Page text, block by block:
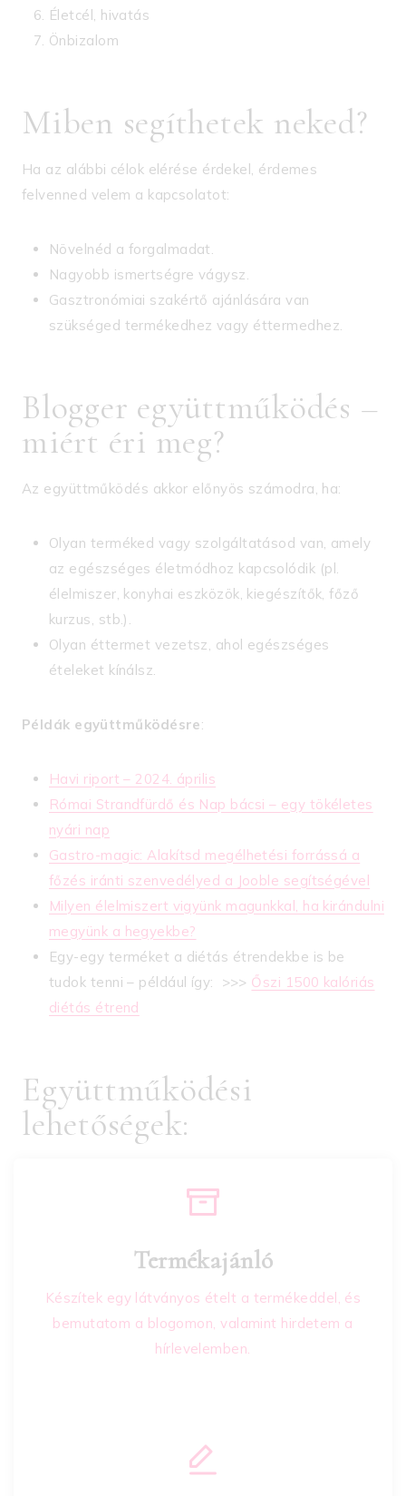
Életcél, hivatás
Önbizalom
Miben segíthetek neked?
Ha az alábbi célok elérése érdekel, érdemes
felvenned velem a kapcsolatot:
Növelnéd a forgalmadat.
Nagyobb ismertségre vágysz.
Gasztronómiai szakértő ajánlására van
szükséged termékedhez vagy éttermedhez.
Blogger együttműködés –
miért éri meg?
Az együttműködés akkor előnyös számodra, ha:
Olyan terméked vagy szolgáltatásod van, amely
az egészséges életmódhoz kapcsolódik (pl.
élelmiszer, konyhai eszközök, kiegészítők, főző
kurzus, stb.).
Olyan éttermet vezetsz, ahol egészséges
ételeket kínálsz.
Példák együttműködésre:
Havi riport – 2024. április
Római Strandfürdő és Nap bácsi – egy tökéletes
nyári nap
Gastro-magic: Alakítsd megélhetési forrássá a
főzés iránti szenvedélyed a Jooble segítségével
Milyen élelmiszert vigyünk magunkkal, ha kirándulni
megyünk a hegyekbe?
Egy-egy terméket a diétás étrendekbe is be
tudok tenni – például így: >>> Őszi 1500 kalóriás
diétás étrend
Együttműködési
lehetőségek:
Termékajánló
Készítek egy látványos ételt a termékeddel, és
bemutatom a blogomon, valamint hirdetem a
hírlevelemben.